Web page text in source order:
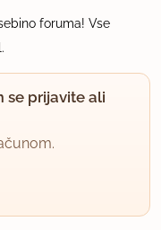
foruma! Vse
se prijavite ali